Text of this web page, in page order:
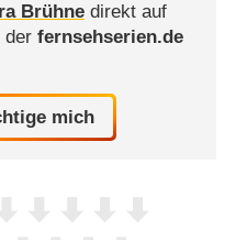
Brühnedirekt auf
der fernsehserien.de
mich